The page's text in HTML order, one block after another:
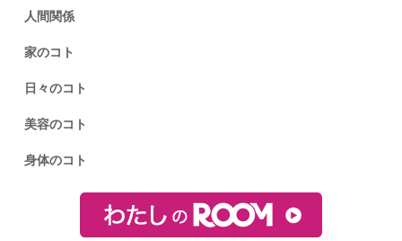
人間関係
家のコト
日々のコト
美容のコト
身体のコト